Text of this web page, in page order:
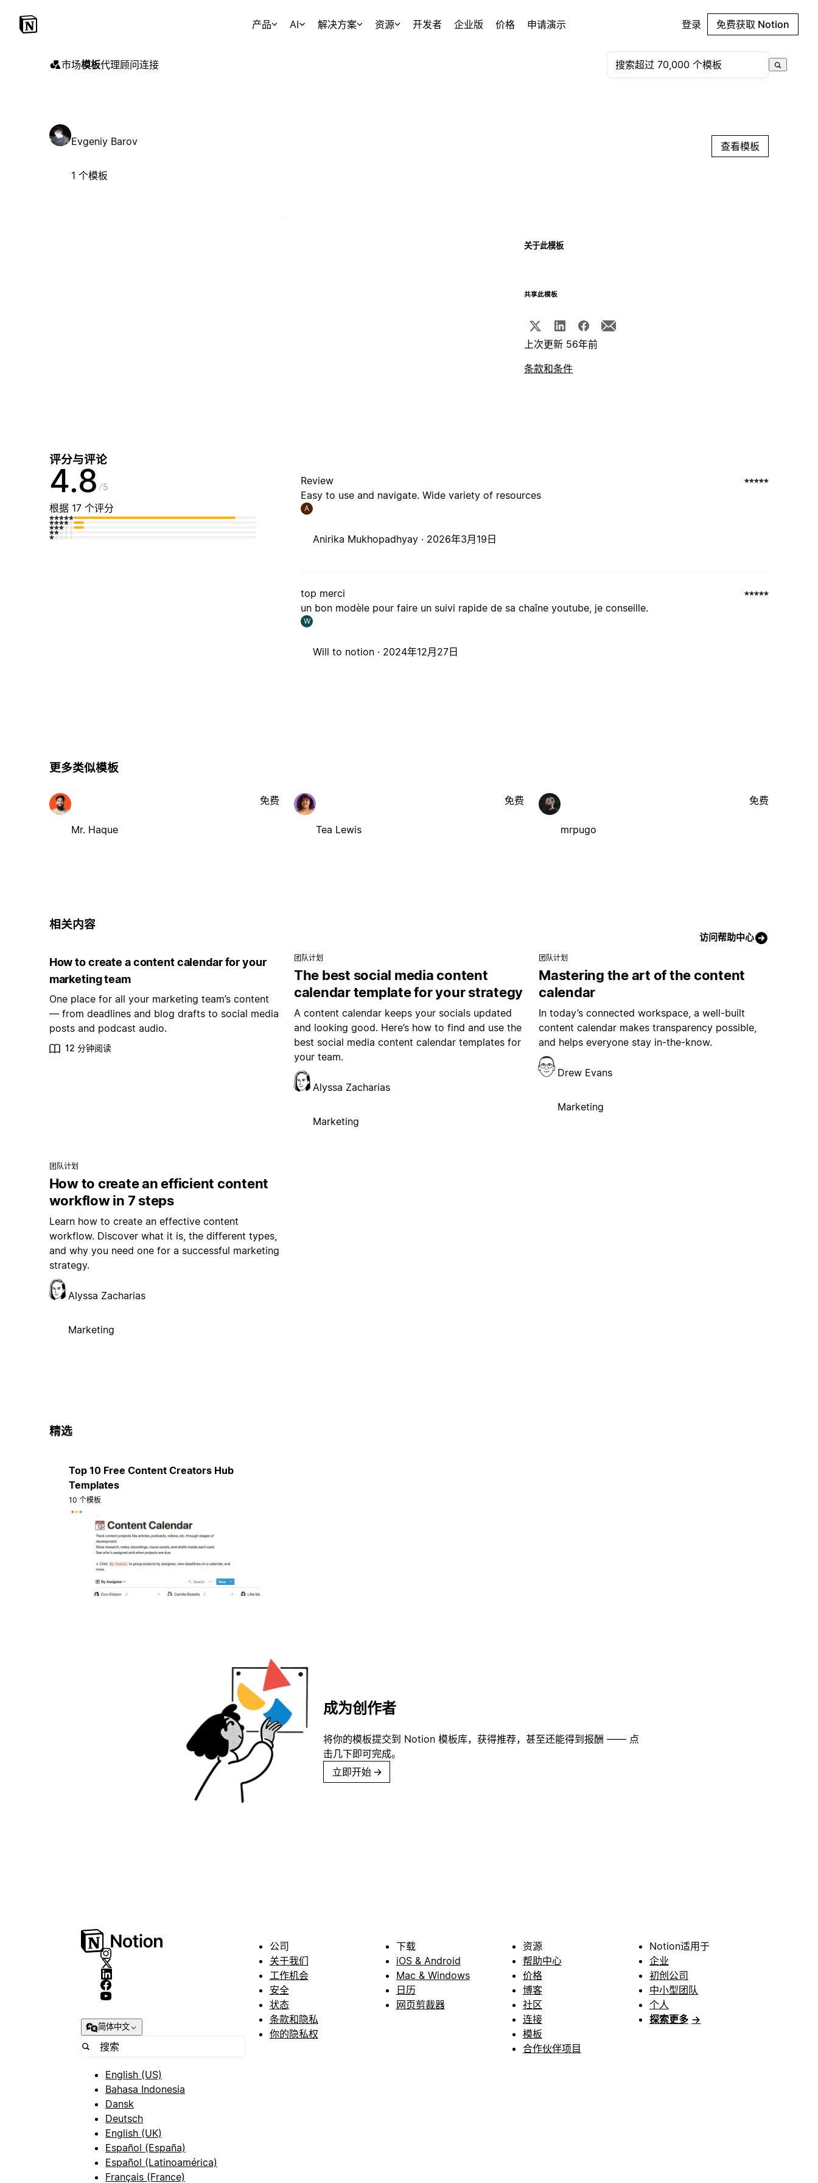
产品 AI 解决方案 资源 开发者 企业版 价格 申请演示 登录 免费获取 Notion
市场模板代理顾问连接
Evgeniy Barov
1 个模板
查看模板
关于此模板
共享此模板
上次更新 56年前
条款和条件
评分与评论
4.8 5
根据 17 个评分
Review
Easy to use and navigate. Wide variety of resources
A
Anirika Mukhopadhyay · 2026年3月19日
top merci
un bon modèle pour faire un suivi rapide de sa chaîne youtube, je conseille.
W
Will to notion · 2024年12月27日
更多类似模板
Mr. Haque
免费
Tea Lewis
免费
mrpugo
免费
相关内容
访问帮助中心
How to create a content calendar for your
marketing team
One place for all your marketing team’s content
— from deadlines and blog drafts to social media
posts and podcast audio.
12 分钟阅读
团队计划
The best social media content
calendar template for your strategy
A content calendar keeps your socials updated
and looking good. Here’s how to find and use the
best social media content calendar templates for
your team.
Alyssa Zacharias
Marketing
团队计划
Mastering the art of the content
calendar
In today’s connected workspace, a well-built
content calendar makes transparency possible,
and helps everyone stay in-the-know.
Drew Evans
Marketing
团队计划
How to create an efficient content
workflow in 7 steps
Learn how to create an effective content
workflow. Discover what it is, the different types,
and why you need one for a successful marketing
strategy.
Alyssa Zacharias
Marketing
精选
Top 10 Free Content Creators Hub
Templates
10 个模板
成为创作者
将你的模板提交到 Notion 模板库，获得推荐，甚至还能得到报酬 —— 点
击几下即可完成。
立即开始 →
简体中文
English (US)
Bahasa Indonesia
Dansk
Deutsch
English (UK)
Español (España)
Español (Latinoamérica)
Français (France)
公司
关于我们
工作机会
安全
状态
条款和隐私
你的隐私权
下载
iOS & Android
Mac & Windows
日历
网页剪裁器
资源
帮助中心
价格
博客
社区
连接
模板
合作伙伴项目
Notion适用于
企业
初创公司
中小型团队
个人
探索更多 →